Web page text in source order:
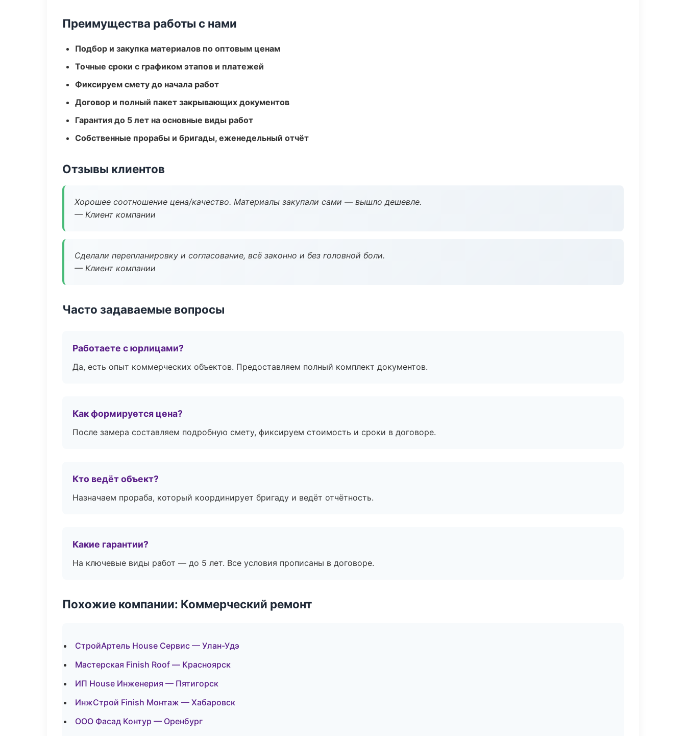
Преимущества работы с нами
Подбор и закупка материалов по оптовым ценам
Точные сроки с графиком этапов и платежей
Фиксируем смету до начала работ
Договор и полный пакет закрывающих документов
Гарантия до 5 лет на основные виды работ
Собственные прорабы и бригады, еженедельный отчёт
Отзывы клиентов
Хорошее соотношение цена/качество. Материалы закупали сами — вышло дешевле.
— Клиент компании
Сделали перепланировку и согласование, всё законно и без головной боли.
— Клиент компании
Часто задаваемые вопросы
Работаете с юрлицами?
Да, есть опыт коммерческих объектов. Предоставляем полный комплект документов.
Как формируется цена?
После замера составляем подробную смету, фиксируем стоимость и сроки в договоре.
Кто ведёт объект?
Назначаем прораба, который координирует бригаду и ведёт отчётность.
Какие гарантии?
На ключевые виды работ — до 5 лет. Все условия прописаны в договоре.
Похожие компании: Коммерческий ремонт
СтройАртель House Сервис — Улан-Удэ
Мастерская Finish Roof — Красноярск
ИП House Инженерия — Пятигорск
ИнжСтрой Finish Монтаж — Хабаровск
ООО Фасад Контур — Оренбург